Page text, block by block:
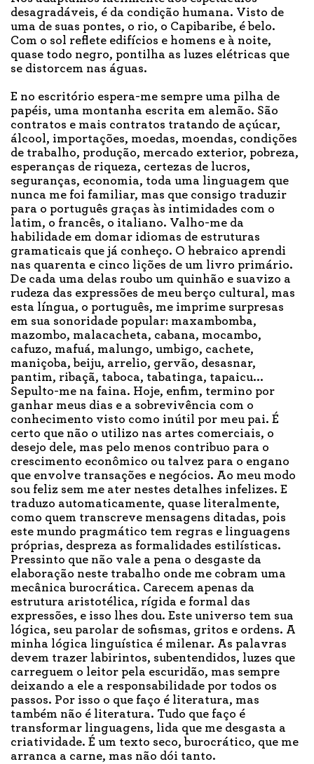
desagradáveis, é da condição humana. Visto de
uma de suas pontes, o rio, o Capibaribe, é belo.
Com o sol reflete edifícios e homens e à noite,
quase todo negro, pontilha as luzes elétricas que
se distorcem nas águas.
E no escritório espera-me sempre uma pilha de
papéis, uma montanha escrita em alemão. São
contratos e mais contratos tratando de açúcar,
álcool, importações, moedas, moendas, condições
de trabalho, produção, mercado exterior, pobreza,
esperanças de riqueza, certezas de lucros,
seguranças, economia, toda uma linguagem que
nunca me foi familiar, mas que consigo traduzir
para o português graças às intimidades com o
latim, o francês, o italiano. Valho-me da
habilidade em domar idiomas de estruturas
gramaticais que já conheço. O hebraico aprendi
nas quarenta e cinco lições de um livro primário.
De cada uma delas roubo um quinhão e suavizo a
rudeza das expressões de meu berço cultural, mas
esta língua, o português, me imprime surpresas
em sua sonoridade popular: maxambomba,
mazombo, malacacheta, cabana, mocambo,
cafuzo, mafuá, malungo, umbigo, cachete,
maniçoba, beiju, arrelio, gervão, desasnar,
pantim, ribaçã, taboca, tabatinga, tapaicu...
Sepulto-me na faina. Hoje, enfim, termino por
ganhar meus dias e a sobrevivência com o
conhecimento visto como inútil por meu pai. É
certo que não o utilizo nas artes comerciais, o
desejo dele, mas pelo menos contribuo para o
crescimento econômico ou talvez para o engano
que envolve transações e negócios. Ao meu modo
sou feliz sem me ater nestes detalhes infelizes. E
traduzo automaticamente, quase literalmente,
como quem transcreve mensagens ditadas, pois
este mundo pragmático tem regras e linguagens
próprias, despreza as formalidades estilísticas.
Pressinto que não vale a pena o desgaste da
elaboração neste trabalho onde me cobram uma
mecânica burocrática. Carecem apenas da
estrutura aristotélica, rígida e formal das
expressões, e isso lhes dou. Este universo tem sua
lógica, seu parolar de sofismas, gritos e ordens. A
minha lógica linguística é milenar. As palavras
devem trazer labirintos, subentendidos, luzes que
carreguem o leitor pela escuridão, mas sempre
deixando a ele a responsabilidade por todos os
passos. Por isso o que faço é literatura, mas
também não é literatura. Tudo que faço é
transformar linguagens, lida que me desgasta a
criatividade. É um texto seco, burocrático, que me
arranca a carne, mas não dói tanto.